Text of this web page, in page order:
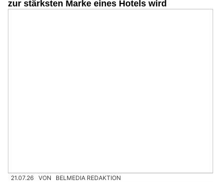
zur stärksten Marke eines Hotels wird
21.07.26 VON BELMEDIA REDAKTION